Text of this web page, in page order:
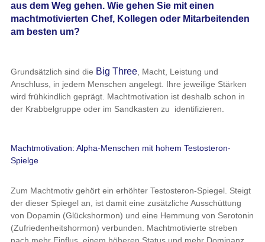
aus dem Weg gehen. Wie gehen Sie mit einen
machtmotivierten Chef, Kollegen oder Mitarbeitenden
am besten um?
Grundsätzlich sind die Big Three, Macht, Leistung und
Anschluss, in jedem Menschen angelegt. Ihre jeweilige Stärken
wird frühkindlich geprägt. Machtmotivation ist deshalb schon in
der Krabbelgruppe oder im Sandkasten zu identifizieren.
Machtmotivation: Alpha-Menschen mit hohem Testosteron-
Spielge
Zum Machtmotiv gehört ein erhöhter Testosteron-Spiegel. Steigt
der dieser Spiegel an, ist damit eine zusätzliche Ausschüttung
von Dopamin (Glückshormon) und eine Hemmung von Serotonin
(Zufriedenheitshormon) verbunden. Machtmotivierte streben
nach mehr Einflus, einem höheren Status und mehr Dominanz,